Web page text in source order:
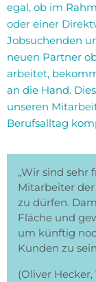
egal, ob im
oder einer
Jobsuchenden
neuen Partner
arbeitet,
an die Hand.
unseren
Berufsalltag
„Wir sind sehr
Mitarbeiter
zu dürfen.
Fläche und
um künftig
Kunden zu
(Oliver